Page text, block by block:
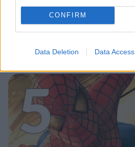
CONFIRM
Data Deletion Data Access
Kela voi leikata tukia
5